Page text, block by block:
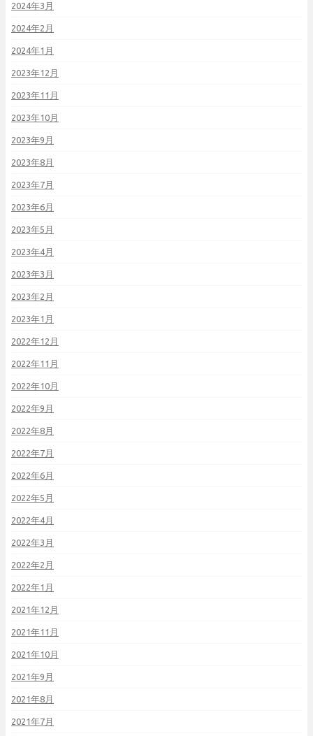
2024年3月
2024年2月
2024年1月
2023年12月
2023年11月
2023年10月
2023年9月
2023年8月
2023年7月
2023年6月
2023年5月
2023年4月
2023年3月
2023年2月
2023年1月
2022年12月
2022年11月
2022年10月
2022年9月
2022年8月
2022年7月
2022年6月
2022年5月
2022年4月
2022年3月
2022年2月
2022年1月
2021年12月
2021年11月
2021年10月
2021年9月
2021年8月
2021年7月